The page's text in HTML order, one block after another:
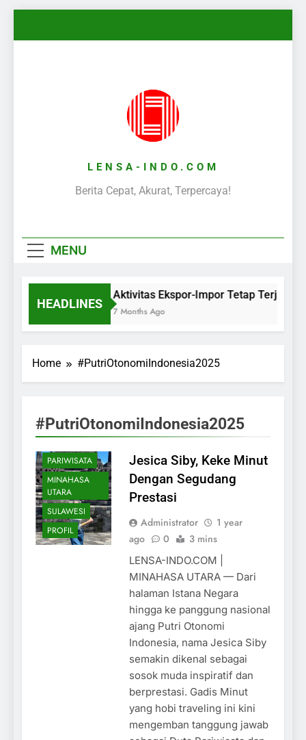
LENSA-INDO.COM
Berita Cepat, Akurat, Terpercaya!
MENU
HEADLINES
Aktivitas Ekspor-Impor Tetap Terjaga
7 Months Ago
Home #PutriOtonomiIndonesia2025
#PutriOtonomiIndonesia2025
PARIWISATA
MINAHASA
UTARA
SULAWESI
PROFIL
Jesica Siby, Keke Minut
Dengan Segudang
Prestasi
Administrator
1 year
ago
0 3 mins
LENSA-INDO.COM |
MINAHASA UTARA — Dari
halaman Istana Negara
hingga ke panggung nasional
ajang Putri Otonomi
Indonesia, nama Jesica Siby
semakin dikenal sebagai
sosok muda inspiratif dan
berprestasi. Gadis Minut
yang hobi traveling ini kini
mengemban tanggung jawab